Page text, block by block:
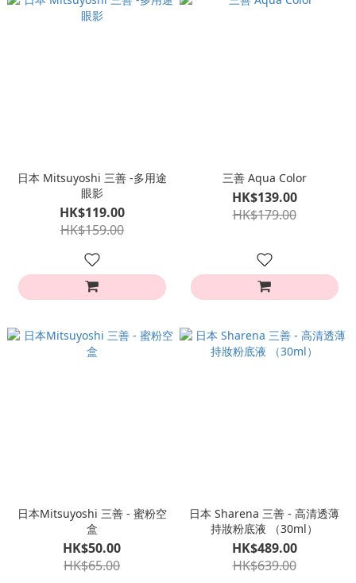
日本 Mitsuyoshi 三善 -多用途
眼影
HK$119.00
HK$159.00
三善 Aqua Color
HK$139.00
HK$179.00
日本Mitsuyoshi 三善 - 蜜粉空
盒
HK$50.00
HK$65.00
日本 Sharena 三善 - 高清透薄
持妝粉底液 （30ml）
HK$489.00
HK$639.00